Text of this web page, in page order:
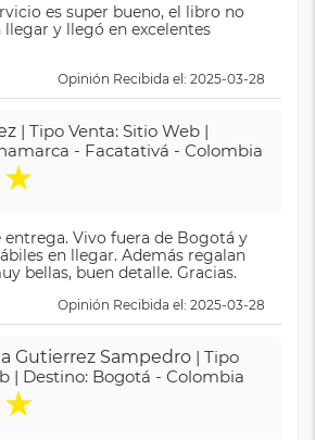
es super bueno, el libro no
y llegó en excelentes
Opinión Recibida el: 2025-03-28
| Tipo Venta: Sitio Web |
- Facatativá - Colombia
★
Vivo fuera de Bogotá y
en llegar. Además regalan
bellas, buen detalle. Gracias.
Opinión Recibida el: 2025-03-28
Gutierrez Sampedro | Tipo
| Destino: Bogotá - Colombia
★